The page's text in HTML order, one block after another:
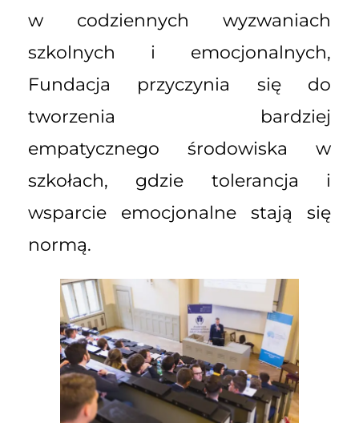
w codziennych wyzwaniach
szkolnych i emocjonalnych,
Fundacja przyczynia się do
tworzenia bardziej
empatycznego środowiska w
szkołach, gdzie tolerancja i
wsparcie emocjonalne stają się
normą.